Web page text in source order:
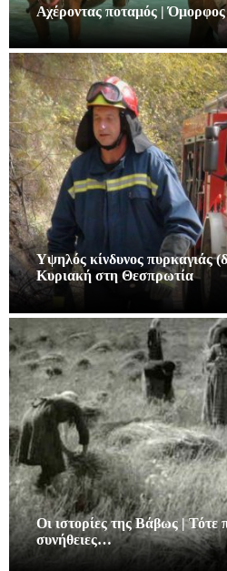
Αχέροντας ποταμός |
Υψηλός κίνδυνος πυρκαγιάς
Κυριακή στη Θεσπρωτία
Οι ιστορίες της Βάβως | Τότε
συνήθειες…